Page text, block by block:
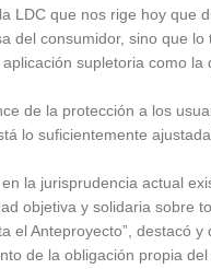
LDC que nos rige hoy que
del consumidor, sino que
supletoria como la
de la protección a los
lo suficientemente
la jurisprudencia actual
objetiva y solidaria sobre
el Anteproyecto”, destacó
de la obligación propia